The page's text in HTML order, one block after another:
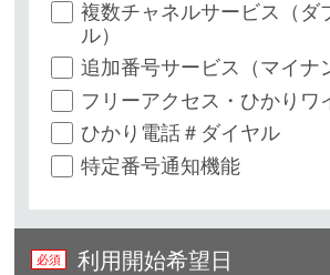
複数チャネルサービス（ダ
ル）
追加番号サービス（マイナ
フリーアクセス・ひかりワ
ひかり電話＃ダイヤル
特定番号通知機能
利用開始希望日